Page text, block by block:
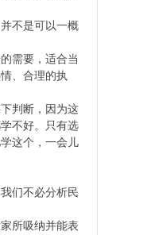
不是可以一概
需要，适合当
、合理的执
判断，因为这
不好。只有选
这个，一会儿
们不必分析民
所吸纳并能表